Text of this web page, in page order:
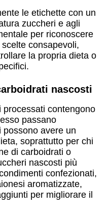
le etichette con un
zuccheri e agli
per riconoscere
consapevoli,
la propria dieta o
nascosti
contengono
passano
possono avere un
soprattutto per chi
di carboidrati o
nascosti più
confezionati,
aromatizzate,
per migliorare il